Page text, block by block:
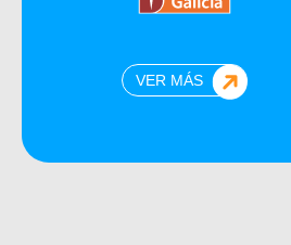
VER MÁS